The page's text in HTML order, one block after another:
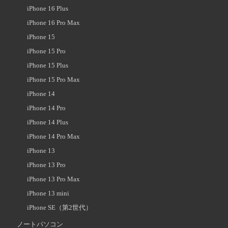
iPhone 16 Plus
iPhone 16 Pro Max
iPhone 15
iPhone 15 Pro
iPhone 15 Plus
iPhone 15 Pro Max
iPhone 14
iPhone 14 Pro
iPhone 14 Plus
iPhone 14 Pro Max
iPhone 13
iPhone 13 Pro
iPhone 13 Pro Max
iPhone 13 mini
iPhone SE（第2世代）
ノートパソコン